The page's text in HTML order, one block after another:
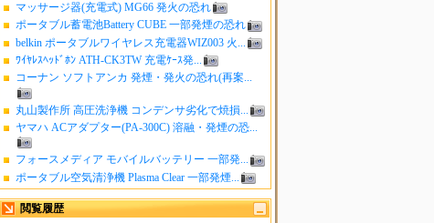
マッサージ器(充電式) MG66 発火の恐れ
ポータブル蓄電池Battery CUBE 一部発煙の恐れ
belkin ポータブルワイヤレス充電器WIZ003 火...
ﾜｲﾔﾚｽﾍｯﾄﾞﾎﾝ ATH-CK3TW 充電ｹｰｽ発...
コーナン ソフトアンカ 発煙・発火の恐れ(再案...
丸山製作所 高圧洗浄機 コンデンサ劣化で焼損...
ヤマハ ACアダプター(PA-300C) 溶融・発煙の恐...
フォースメディア モバイルバッテリー 一部発...
ポータブル空気清浄機 Plasma Clear 一部発煙...
閲覧履歴